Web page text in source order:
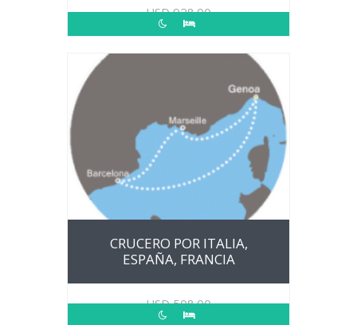
USD928.00
CRUCERO POR ITALIA,
ESPAÑA, FRANCIA
USD508.00